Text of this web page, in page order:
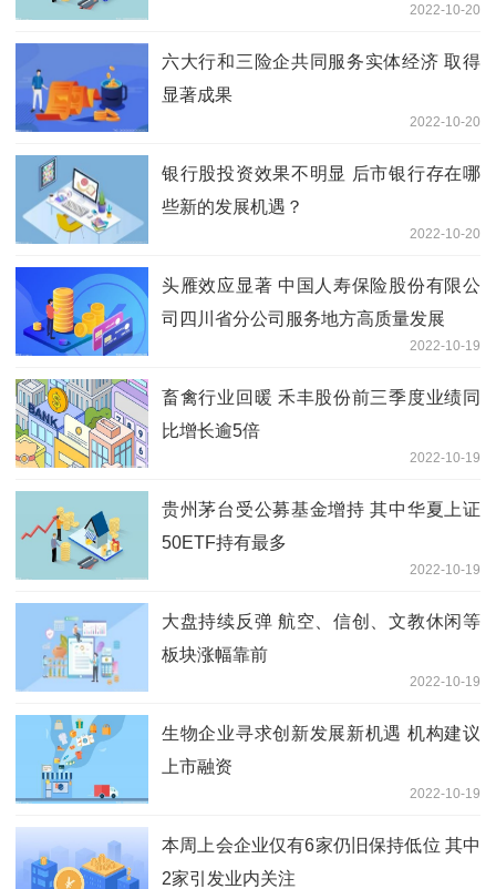
2022-10-20
六大行和三险企共同服务实体经济 取得
显著成果
2022-10-20
银行股投资效果不明显 后市银行存在哪
些新的发展机遇？
2022-10-20
头雁效应显著 中国人寿保险股份有限公
司四川省分公司服务地方高质量发展
2022-10-19
畜禽行业回暖 禾丰股份前三季度业绩同
比增长逾5倍
2022-10-19
贵州茅台受公募基金增持 其中华夏上证
50ETF持有最多
2022-10-19
大盘持续反弹 航空、信创、文教休闲等
板块涨幅靠前
2022-10-19
生物企业寻求创新发展新机遇 机构建议
上市融资
2022-10-19
本周上会企业仅有6家仍旧保持低位 其中
2家引发业内关注